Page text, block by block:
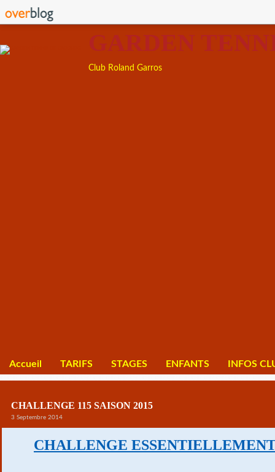
GARDEN
Club Roland Garros
Accueil TARIFS STAGES ENFANTS INFOS
CHALLENGE 115 SAISON 2015
3 Septembre 2014
CHALLENGE